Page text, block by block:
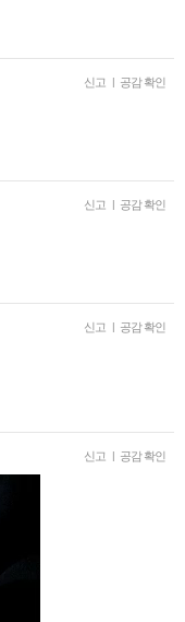
신고 | 공감 확인
신고 | 공감 확인
신고 | 공감 확인
신고 | 공감 확인